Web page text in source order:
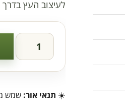
לעיצוב העץ
☀️ תנאי אור: שמש